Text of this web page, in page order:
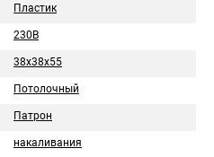
Пластик
230В
38х38х55
Потолочный
Патрон
накаливания